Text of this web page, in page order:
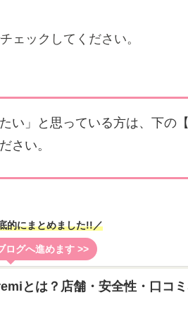
ェックしてください。
い」と思っている方は、下の【
さい。
的にまとめました!!／
ログへ進めます >>
とは？店舗・安全性・口コ